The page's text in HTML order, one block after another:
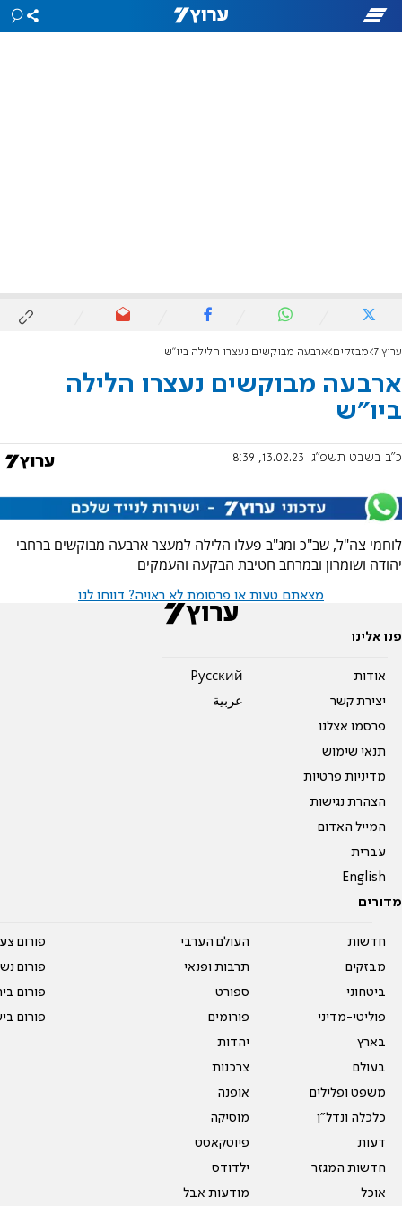
ערוץ 7 מבזקים ארבעה מבוקשים נעצרו הלילה ביו"ש
ארבעה מבוקשים נעצרו הלילה
ביו"ש
כ"ב בשבט תשפ"ג 13.02.23, 8:39
לוחמי צה"ל, שב"כ ומג"ב פעלו הלילה למעצר ארבעה מבוקשים ברחבי
יהודה ושומרון ובמרחב חטיבת הבקעה והעמקים
מצאתם טעות או פרסומת לא ראויה? דווחו לנו
פנו אלינו
אודות
יצירת קשר
פרסמו אצלנו
תנאי שימוש
מדיניות פרטיות
הצהרת נגישות
המייל האדום
עברית
English
Pусский
عربية
מדורים
חדשות
מבזקים
ביטחוני
פוליטי-מדיני
בארץ
בעולם
משפט ופלילים
כלכלה ונדל"ן
דעות
חדשות המגזר
אוכל
העולם הערבי
תרבות ופנאי
ספורט
פורומים
יהדות
צרכנות
אופנה
מוסיקה
פיוטקאסט
ילדודס
מודעות אבל
פורום
פורום
פורום
פורום